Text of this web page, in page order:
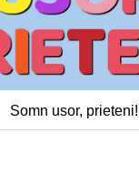
Somn usor, prieteni!